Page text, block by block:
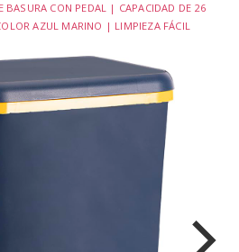
CON PEDAL | CAPACIDAD DE 26
AZUL MARINO | LIMPIEZA FÁCIL